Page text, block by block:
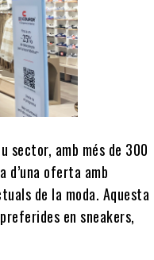
sector, amb més de 300
d’una oferta amb
de la moda. Aquesta
en sneakers,